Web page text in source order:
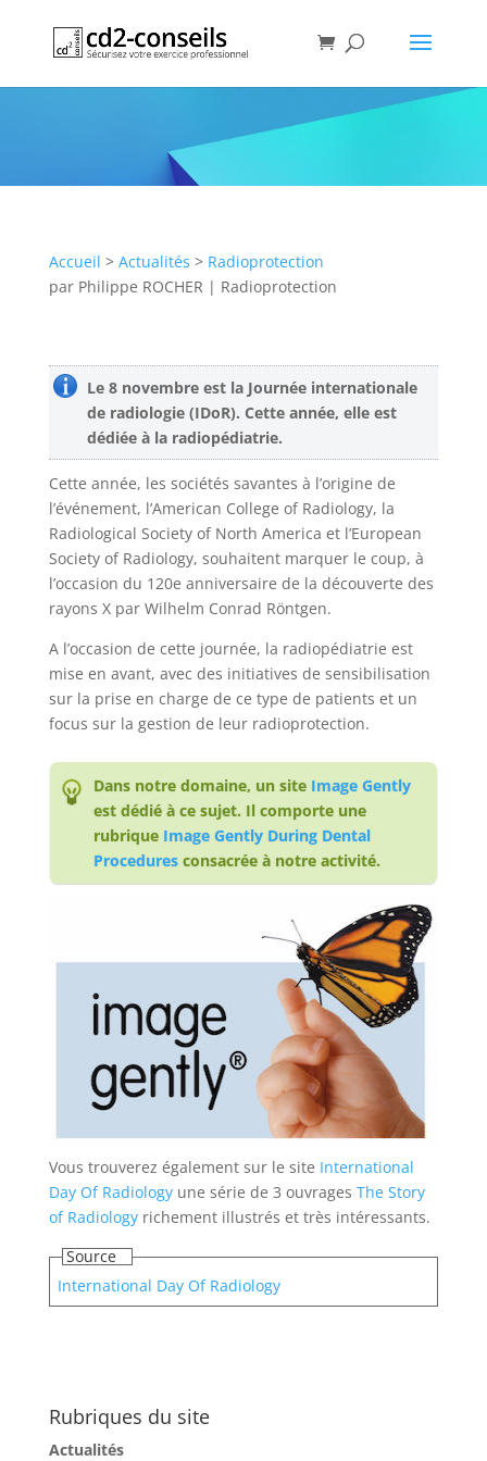
Journée internationale de la
Accueil > Actualités > Radioprotection
par Philippe ROCHER | Radioprotection
Le 8 novembre est la Journée internationale
de radiologie (IDoR). Cette année, elle est
dédiée à la radiopédiatrie​.​
Cette année, les sociétés savantes à l’origine de
l’événement, l’American College of Radiology, la
Radiological Society of North America et l’European
Society of Radiology, souhaitent marquer le coup, à
l’occasion du 120e anniversaire de la découverte des
rayons X par Wilhelm Conrad Röntgen.
A l’occasion de cette journée, la radiopédiatrie est
mise en avant, avec des initiatives de sensibilisation
sur la prise en charge de ce type de patients et un
focus sur la gestion de leur radioprotection.
Dans notre domaine, un site Image Gently
est dédié à ce sujet. Il comporte une
rubrique Image Gently During Dental
Proceduresconsacrée à notre activité​.​
Vous trouverez également sur le site International
Day Of Radiologyune série de 3 ouvrages The Story
of Radiologyrichement illustrés et très intéressants.
Source
International Day Of Radiology​
Rubriques du site
Actualités